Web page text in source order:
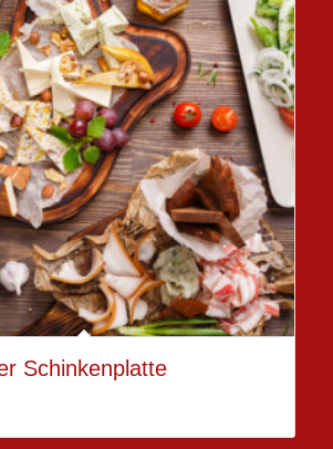
Schinkenplatte